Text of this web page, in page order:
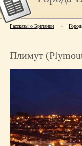
Рассказы о Британии »
Плимут